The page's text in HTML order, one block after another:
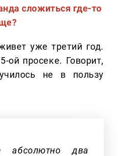
сложиться где-то
уже третий год.
ой просеке. Говорит,
не в пользу
два